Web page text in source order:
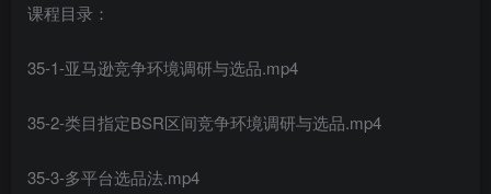
课程目录：
35-1-亚马逊竞争环境调研与选品.mp4
35-2-类目指定BSR区间竞争环境调研与选品.mp4
35-3-多平台选品法.mp4